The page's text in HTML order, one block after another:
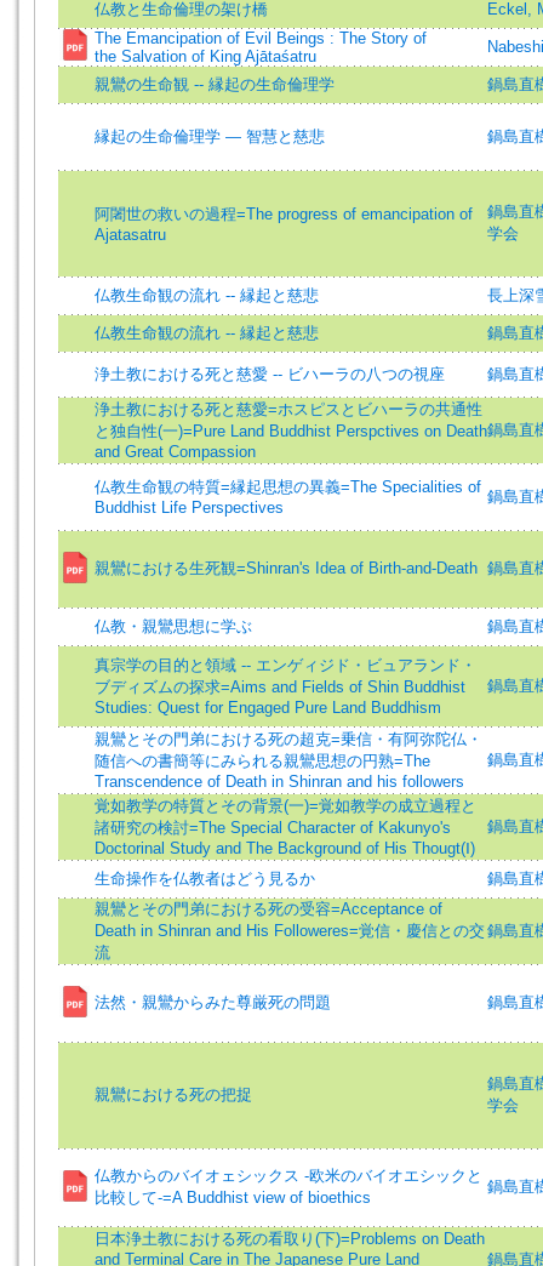
仏教と生命倫理の架け橋
Eckel,
The Emancipation of Evil Beings : The Story of
the Salvation of King Ajātaśatru
親鸞の生命観 -- 縁起の生命倫理学 鍋島直
縁起の生命倫理学 ― 智慧と慈悲 鍋島直
阿闍世の救いの過程=The progress of emancipation of
Ajatasatru
鍋島直
学会
仏教生命観の流れ -- 縁起と慈悲 長上深
仏教生命観の流れ -- 縁起と慈悲 鍋島直
浄土教における死と慈愛 -- ビハーラの八つの視座
鍋島直
浄土教における死と慈愛=ホスピスとビハーラの共通性
と独自性(一)=Pure Land Buddhist Perspctives on Death
and Great Compassion
鍋島直
仏教生命観の特質=縁起思想の異義=The Specialities of
Buddhist Life Perspectives
鍋島直
親鸞における生死観=Shinran's Idea of Birth-and-Death 鍋島直
仏教・親鸞思想に学ぶ 鍋島直
真宗学の目的と領域 -- エンゲィジド・ビュアランド・
ブディズムの探求=Aims and Fields of Shin Buddhist
Studies: Quest for Engaged Pure Land Buddhism
鍋島直
親鸞とその門弟における死の超克=乗信・有阿弥陀仏・
随信への書簡等にみられる親鸞思想の円熟=The
Transcendence of Death in Shinran and his followers
鍋島直
覚如教学の特質とその背景(一)=覚如教学の成立過程と
諸研究の検討=The Special Character of Kakunyo's
Doctorinal Study and The Background of His Thougt(Ⅰ)
鍋島直
生命操作を仏教者はどう見るか
鍋島直
親鸞とその門弟における死の受容=Acceptance of
Death in Shinran and His Followeres=覚信・慶信との交
流
鍋島直
法然・親鸞からみた尊厳死の問題 鍋島直
親鸞における死の把捉
鍋島直
学会
仏教からのバイオェシックス -欧米のバイオエシックと
比較して-=A Buddhist view of bioethics
鍋島直
日本浄土教における死の看取り(下)=Problems on Death
and Terminal Care in The Japanese Pure Land
鍋島直